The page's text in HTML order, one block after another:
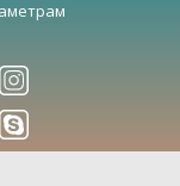
Север-